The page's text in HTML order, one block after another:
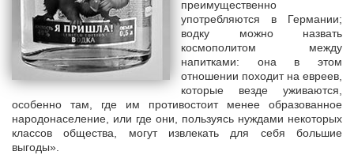
преимущественно
употребляются в Германии;
водку можно назвать
космополитом между
напитками: она в этом
отношении походит на евреев,
которые везде уживаются,
особенно там, где им противостоит менее образованное
народонаселение, или где они, пользуясь нуждами некоторых
классов общества, могут извлекать для себя большие
выгоды».